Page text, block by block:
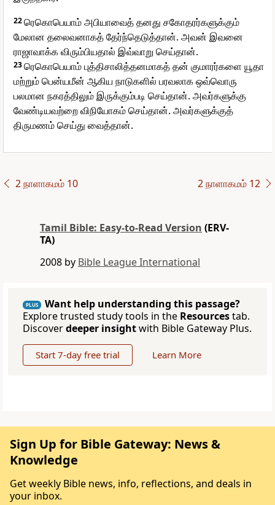
22ரெகொபெயாம் அபியாவைத் தனது சகோதரர்களுக்கும்
மேலான தலைவனாகத் தேர்ந்தெடுத்தான். அவன் இவனை
ராஜாவாக்க விரும்பியதால் இவ்வாறு செய்தான்.
23ரெகொபெயாம் புத்திசாலித்தனமாகத் தன் குமாரர்களை யூதா
மற்றும் பென்யமீன் ஆகிய நாடுகளில் பரவலாக ஒவ்வொரு
பலமான நகரத்திலும் இருக்கும்படி செய்தான். அவர்களுக்கு
வேண்டியவற்றை விநியோகம் செய்தான். அவர்களுக்குத்
திருமணம் செய்து வைத்தான்.
2 நாளாகமம் 10 2 நாளாகமம் 12
Tamil Bible: Easy-to-Read Version (ERV-
TA)
2008 by Bible League International
PLUS
Want help understanding this passage?
Explore trusted study tools in the Resourcestab.
Discoverdeeper insightwith Bible Gateway Plus.
Start 7-day free trial Learn More
Sign Up for Bible Gateway: News &
Knowledge
Get weekly Bible news, info, reflections, and deals in
your inbox.